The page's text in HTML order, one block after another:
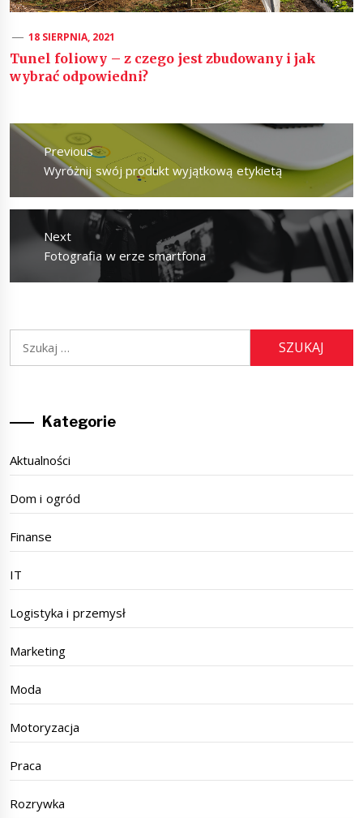
18 SIERPNIA, 2021
Tunel foliowy – z czego jest zbudowany i jak
wybrać odpowiedni?
Nawigacja
wpisuPrevious
Previous
Wyróżnij swój produkt wyjątkową etykietą
Next
Next
Fotografia w erze smartfona
Kategorie
Aktualności
Dom i ogród
Finanse
IT
Logistyka i przemysł
Marketing
Moda
Motoryzacja
Praca
Rozrywka